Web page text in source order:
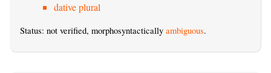
dative plural
Status: not verified, morphosyntactically ambiguous.